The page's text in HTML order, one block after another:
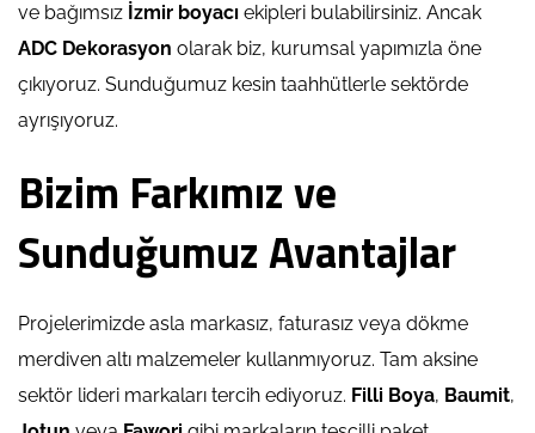
ve bağımsız İzmir boyacı ekipleri bulabilirsiniz. Ancak
ADC Dekorasyon olarak biz, kurumsal yapımızla öne
çıkıyoruz. Sunduğumuz kesin taahhütlerle sektörde
ayrışıyoruz.
Bizim Farkımız ve
Sunduğumuz Avantajlar
Projelerimizde asla markasız, faturasız veya dökme
merdiven altı malzemeler kullanmıyoruz. Tam aksine
sektör lideri markaları tercih ediyoruz. Filli Boya, Baumit,